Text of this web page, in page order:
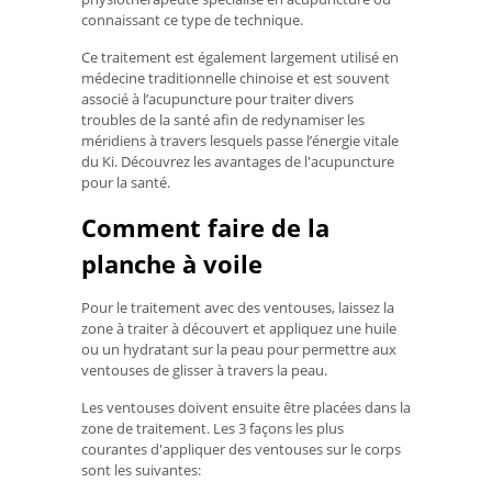
connaissant ce type de technique.
Ce traitement est également largement utilisé en
médecine traditionnelle chinoise et est souvent
associé à l’acupuncture pour traiter divers
troubles de la santé afin de redynamiser les
méridiens à travers lesquels passe l’énergie vitale
du Ki. Découvrez les avantages de l'acupuncture
pour la santé.
Comment faire de la
planche à voile
Pour le traitement avec des ventouses, laissez la
zone à traiter à découvert et appliquez une huile
ou un hydratant sur la peau pour permettre aux
ventouses de glisser à travers la peau.
Les ventouses doivent ensuite être placées dans la
zone de traitement. Les 3 façons les plus
courantes d'appliquer des ventouses sur le corps
sont les suivantes: